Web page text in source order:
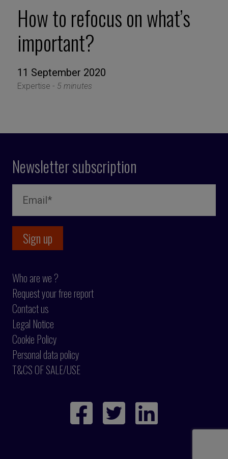
How to refocus on what’s
important?
11 September 2020
Expertise - 5 minutes
Newsletter subscription
Who are we ?
Request your free report
Contact us
Legal Notice
Cookie Policy
Personal data policy
T&CS OF SALE/USE